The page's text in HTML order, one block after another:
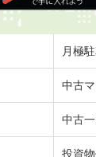
月極
中古
中古
投資